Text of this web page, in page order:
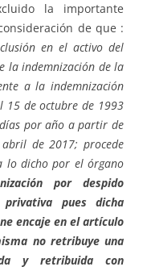
la importante
de que :
en el activo del
la indemnización de la
a la indemnización
15 de octubre de 1993
por año a partir de
de 2017; procede
lo dicho por el órgano
por despido
pues dicha
encaje en el artículo
no retribuye una
y retribuida con